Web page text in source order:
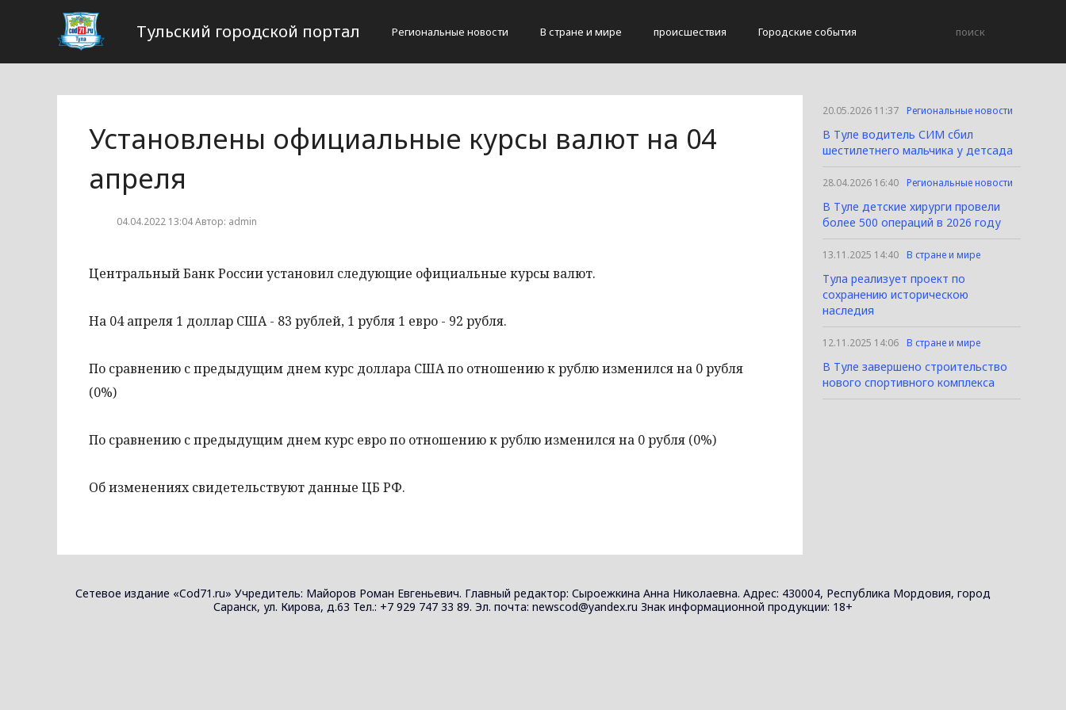
Тульский городской портал Региональные новости В стране и мире происшествия Городские события
Установлены официальные курсы валют на 04
апреля
04.04.2022 13:04 Автор: admin
Центральный Банк России установил следующие официальные курсы валют.
На 04 апреля 1 доллар США - 83 рублей, 1 рубля 1 евро - 92 рубля.
По сравнению с предыдущим днем курс доллара США по отношению к рублю изменился на 0 рубля
(0%)
По сравнению с предыдущим днем курс евро по отношению к рублю изменился на 0 рубля (0%)
Об изменениях свидетельствуют данные ЦБ РФ.
20.05.2026 11:37 Региональные новости
В Туле водитель СИМ сбил
шестилетнего мальчика у детсада
28.04.2026 16:40 Региональные новости
В Туле детские хирурги провели
более 500 операций в 2026 году
13.11.2025 14:40 В стране и мире
Тула реализует проект по
сохранению историческою
наследия
12.11.2025 14:06 В стране и мире
В Туле завершено строительство
нового спортивного комплекса
Сетевое издание «Cod71.ru» Учредитель: Майоров Роман Евгеньевич. Главный редактор: Сыроежкина Анна Николаевна. Адрес: 430004, Республика Мордовия, город
Саранск, ул. Кирова, д.63 Тел.: +7 929 747 33 89. Эл. почта: newscod@yandex.ru Знак информационной продукции: 18+